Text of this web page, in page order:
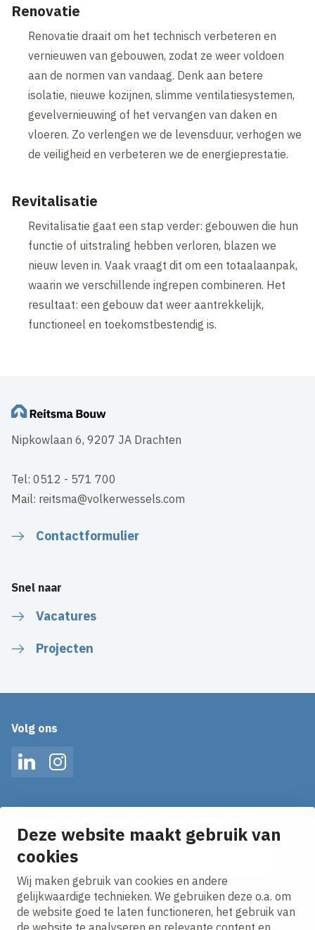
Deze website maakt gebruik van
cookies
Wij maken gebruik van cookies en andere
gelijkwaardige technieken. We gebruiken deze o.a. om
de website goed te laten functioneren, het gebruik van
de website te analyseren en relevante content en
Renovatie
Renovatie draait om het technisch verbeteren en
vernieuwen van gebouwen, zodat ze weer voldoen
aan de normen van vandaag. Denk aan betere
isolatie, nieuwe kozijnen, slimme ventilatiesystemen,
gevelvernieuwing of het vervangen van daken en
vloeren. Zo verlengen we de levensduur, verhogen we
de veiligheid en verbeteren we de energieprestatie.
Revitalisatie
Revitalisatie gaat een stap verder: gebouwen die hun
functie of uitstraling hebben verloren, blazen we
nieuw leven in. Vaak vraagt dit om een totaalaanpak,
waarin we verschillende ingrepen combineren. Het
resultaat: een gebouw dat weer aantrekkelijk,
functioneel en toekomstbestendig is.
Nipkowlaan 6, 9207 JA Drachten
Tel: 0512 - 571 700
Mail: reitsma@volkerwessels.com
Contactformulier
Snel naar
Vacatures
Projecten
Volg ons
LinkedInInstagram
Ontvang onze nieuws alerts in je mailbox!
E-mailadres
Ik ga akkoord met hetprivacy statement.